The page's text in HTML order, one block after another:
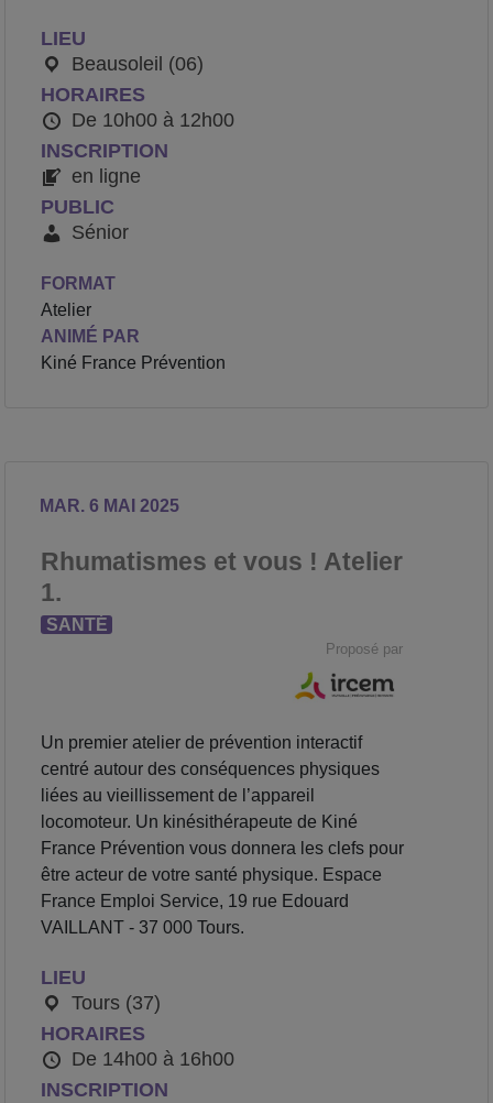
LIEU
Beausoleil (06)
HORAIRES
De 10h00 à 12h00
INSCRIPTION
en ligne
PUBLIC
Sénior
FORMAT
Atelier
ANIMÉ PAR
Kiné France Prévention
MAR. 6 MAI 2025
Rhumatismes et vous ! Atelier
1.
SANTÉ
Proposé par
Un premier atelier de prévention interactif
centré autour des conséquences physiques
liées au vieillissement de l’appareil
locomoteur. Un kinésithérapeute de Kiné
France Prévention vous donnera les clefs pour
être acteur de votre santé physique. Espace
France Emploi Service, 19 rue Edouard
VAILLANT - 37 000 Tours.
LIEU
Tours (37)
HORAIRES
De 14h00 à 16h00
INSCRIPTION